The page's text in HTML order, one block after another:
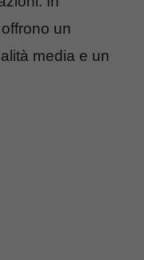
un
media e un